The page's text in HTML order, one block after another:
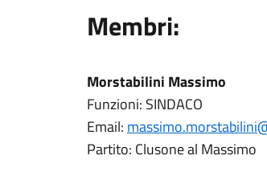
Membri:
Morstabilini Massimo
Funzioni: SINDACO
Email:
Partito: Clusone al Massimo